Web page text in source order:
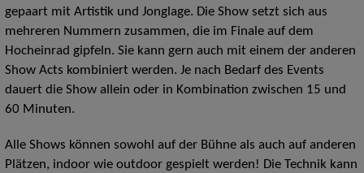
gepaart mit Artistik und Jonglage. Die Show setzt sich aus
mehreren Nummern zusammen, die im Finale auf dem
Hocheinrad gipfeln. Sie kann gern auch mit einem der anderen
Show Acts kombiniert werden. Je nach Bedarf des Events
dauert die Show allein oder in Kombination zwischen 15 und
60 Minuten.
Alle Shows können sowohl auf der Bühne als auch auf anderen
Plätzen, indoor wie outdoor gespielt werden! Die Technik kann